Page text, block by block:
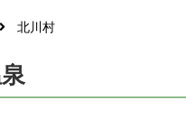
北川村